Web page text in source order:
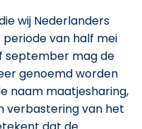
wij Nederlanders
periode van half mei
september mag de
genoemd worden
naam maatjesharing,
verbastering van het